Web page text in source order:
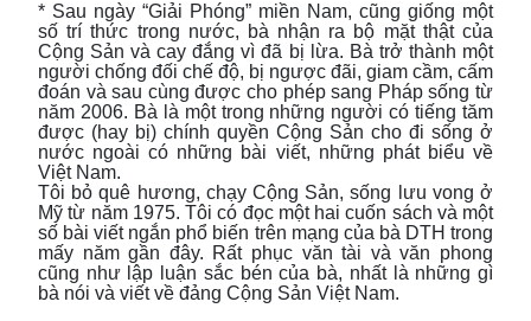
* Sau ngày “Giải Phóng” miền Nam, cũng giống một
số trí thức trong nước, bà nhận ra bộ mặt thật của
Cộng Sản và cay đắng vì đã bị lừa. Bà trở thành một
người chống đối chế độ, bị ngược đãi, giam cầm, cấm
đoán và sau cùng được cho phép sang Pháp sống từ
năm 2006. Bà là một trong những người có tiếng tăm
được (hay bị) chính quyền Cộng Sản cho đi sống ở
nước ngoài có những bài viết, những phát biểu về
Việt Nam.
Tôi bỏ quê hương, chạy Cộng Sản, sống lưu vong ở
Mỹ từ năm 1975. Tôi có đọc một hai cuốn sách và một
số bài viết ngắn phổ biến trên mạng của bà DTH trong
mấy năm gần đây. Rất phục văn tài và văn phong
cũng như lập luận sắc bén của bà, nhất là những gì
bà nói và viết về đảng Cộng Sản Việt Nam.